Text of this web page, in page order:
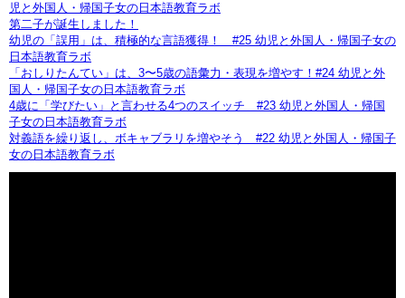
児と外国人・帰国子女の日本語教育ラボ
第二子が誕生しました！
幼児の「誤用」は、積極的な言語獲得！ #25 幼児と外国人・帰国子女の
日本語教育ラボ
「おしりたんてい」は、3〜5歳の語彙力・表現を増やす！#24 幼児と外
国人・帰国子女の日本語教育ラボ
4歳に「学びたい」と言わせる4つのスイッチ #23 幼児と外国人・帰国
子女の日本語教育ラボ
対義語を繰り返し、ボキャブラリを増やそう #22 幼児と外国人・帰国子
女の日本語教育ラボ